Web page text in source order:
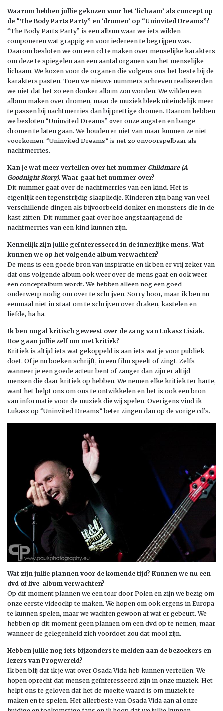
Waarom hebben jullie gekozen voor het ‘lichaam’ als concept op
de “The Body Parts Party” en ‘dromen’ op “Uninvited Dreams”?
“The Body Parts Party” is een album waar we iets wilden
componeren wat grappig en voor iedereen te begrijpen was.
Daarom besloten we om een cd te maken over menselijke karakters
om deze te spiegelen aan een aantal organen van het menselijke
lichaam. We kozen voor de organen die volgens ons het beste bij de
karakters pasten. Toen we nieuwe nummers schreven realiseerden
we niet dat het zo een donker album zou worden. We wilden een
album maken over dromen, maar de muziek bleek uiteindelijk meer
te passen bij nachtmerries dan bij prettige dromen. Daarom hebben
we besloten “Uninvited Dreams” over onze angsten en bange
dromen te laten gaan. We houden er niet van maar kunnen ze niet
voorkomen. “Uninvited Dreams” is net zo onvoorspelbaar als
nachtmerries.
Kan je wat meer vertellen over het nummer Childmare (A
Goodnight Story).Waar gaat het nummer over?
Dit nummer gaat over de nachtmerries van een kind. Het is
eigenlijk een tegenstrijdig slaapliedje. Kinderen zijn bang van veel
verschillende dingen als bijvoorbeeld donker en monsters die in de
kast zitten. Dit nummer gaat over hoe angstaanjagend de
nachtmerries van een kind kunnen zijn.
Kennelijk zijn jullie geïnteresseerd in de innerlijke mens. Wat
kunnen we op het volgende album verwachten?
De mens is een goede bron van inspiratie en ik ben er vrij zeker van
dat ons volgende album ook weer over de mens gaat en ook weer
een conceptalbum wordt. We hebben alleen nog een goed
onderwerp nodig om over te schrijven. Sorry hoor, maar ik ben nu
eenmaal niet in staat om te schrijven over draken, kastelen en
liefde, ha ha.
Ik ben nogal kritisch geweest over de zang van Lukasz Lisiak.
Hoe gaan jullie zelf om met kritiek?
Kritiek is altijd iets wat gekoppeld is aan iets wat je voor publiek
doet. Of je nu boeken schrijft, in een film speelt of zingt. Zelfs
wanneer je een goede acteur bent of zanger dan zijn er altijd
mensen die daar kritiek op hebben. We nemen elke kritiek ter harte,
want het helpt ons om ons te ontwikkelen en het is ook een bron
van informatie voor de muziek die wij spelen. Overigens vind ik
Lukasz op “Uninvited Dreams” beter zingen dan op de vorige cd’s.
Wat zijn jullie plannen voor de komende tijd? Kunnen we nu een
dvd of live-album verwachten?
Op dit moment plannen we een tour door Polen en zijn we bezig om
onze eerste videoclip te maken. We hopen om ook ergens in Europa
te kunnen spelen, maar we wachten gewoon af wat er gebeurt. We
hebben op dit moment geen plannen om een dvd op te nemen, maar
wanneer de gelegenheid zich voordoet zou dat mooi zijn.
Hebben jullie nog iets bijzonders te melden aan de bezoekers en
lezers van Progwereld?
Ik ben blij dat ik je wat over Osada Vida heb kunnen vertellen. We
hopen oprecht dat mensen geïnteresseerd zijn in onze muziek. Het
helpt ons te geloven dat het de moeite waard is om muziek te
maken en te spelen. Het allerbeste van Osada Vida aan al onze